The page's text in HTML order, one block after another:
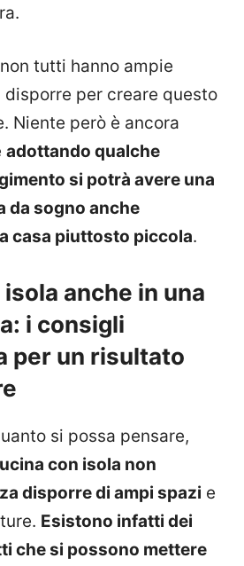
tutti hanno ampie
per creare questo
Niente però è ancora
adottando qualche
si potrà avere una
da sogno anche
casa piuttosto piccola.
anche in una
i consigli
per un risultato
si possa pensare,
con isola non
disporre di ampi spazi e
Esistono infatti dei
che si possono mettere